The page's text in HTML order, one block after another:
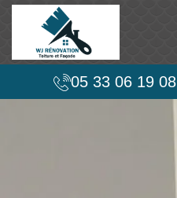
05 33 06 19 08